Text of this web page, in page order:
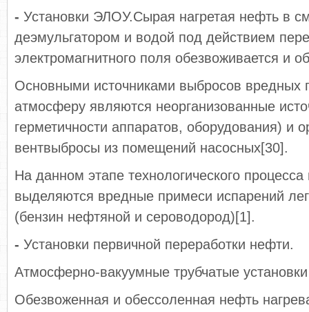
- Установки ЭЛОУ.Сырая нагретая нефть в
деэмульгатором и водой под действием
электромагнитного поля обезвоживается и
Основными источниками выбросов вредных
атмосферу являются неорганизованные
герметичности аппаратов, оборудования) и
вентвыбросы из помещений насосных[30].
На данном этапе технологического
выделяются вредные примеси испарений
(бензин нефтяной и сероводород)[1].
- Установки первичной переработки нефти.
Атмосферно-вакуумные трубчатые
Обезвоженная и обессоленная нефть